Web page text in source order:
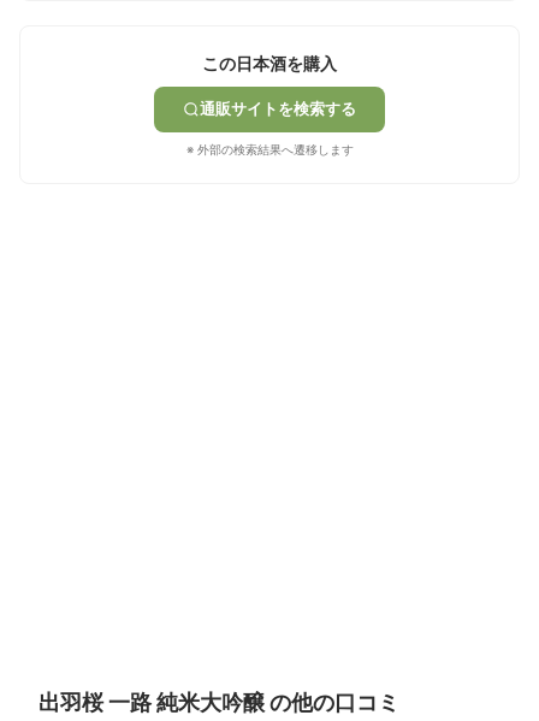
この日本酒を購入
通販サイトを検索する
※ 外部の検索結果へ遷移します
出羽桜 一路 純米大吟醸 の他の口コミ